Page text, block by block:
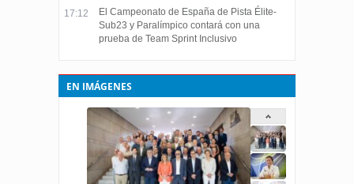
17:12
El Campeonato de España de Pista Élite-
Sub23 y Paralímpico contará con una
prueba de Team Sprint Inclusivo
EN IMÁGENES